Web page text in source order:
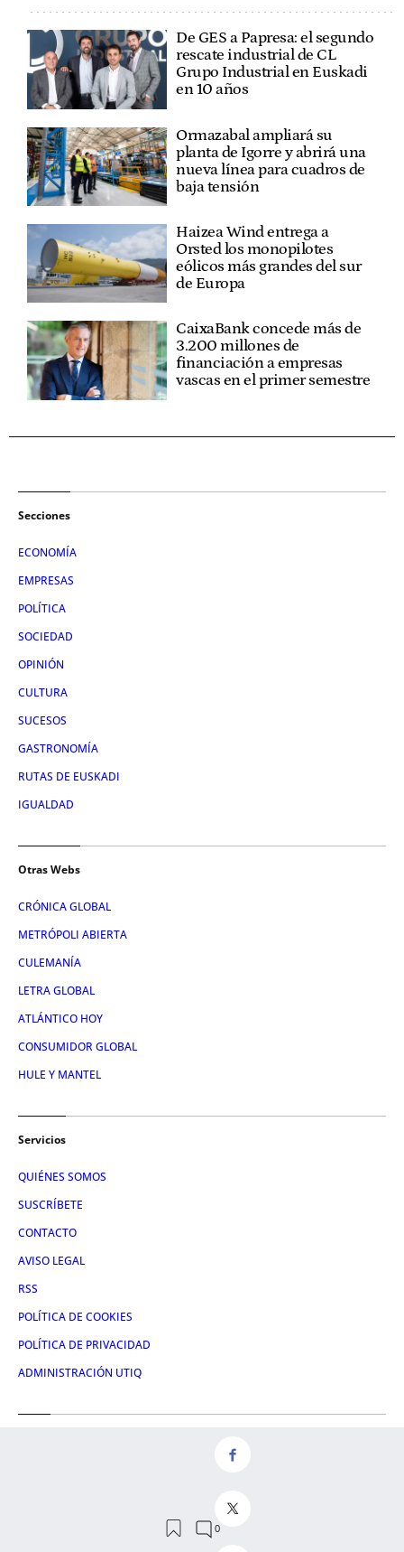
De GES a Papresa: el segundo
rescate industrial de CL
Grupo Industrial en Euskadi
en 10 años
Ormazabal ampliará su
planta de Igorre y abrirá una
nueva línea para cuadros de
baja tensión
Haizea Wind entrega a
Orsted los monopilotes
eólicos más grandes del sur
de Europa
CaixaBank concede más de
3.200 millones de
financiación a empresas
vascas en el primer semestre
Secciones
ECONOMÍA
EMPRESAS
POLÍTICA
SOCIEDAD
OPINIÓN
CULTURA
SUCESOS
GASTRONOMÍA
RUTAS DE EUSKADI
IGUALDAD
Otras Webs
CRÓNICA GLOBAL
METRÓPOLI ABIERTA
CULEMANÍA
LETRA GLOBAL
ATLÁNTICO HOY
CONSUMIDOR GLOBAL
HULE Y MANTEL
Servicios
QUIÉNES SOMOS
SUSCRÍBETE
CONTACTO
AVISO LEGAL
RSS
POLÍTICA DE COOKIES
POLÍTICA DE PRIVACIDAD
ADMINISTRACIÓN UTIQ